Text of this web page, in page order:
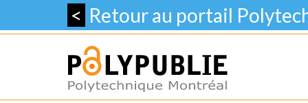
< Retour au portail